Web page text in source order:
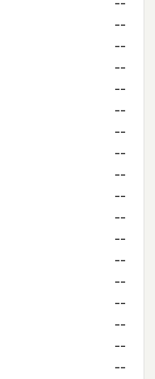
--
--
--
--
--
--
--
--
--
--
--
--
--
--
--
--
--